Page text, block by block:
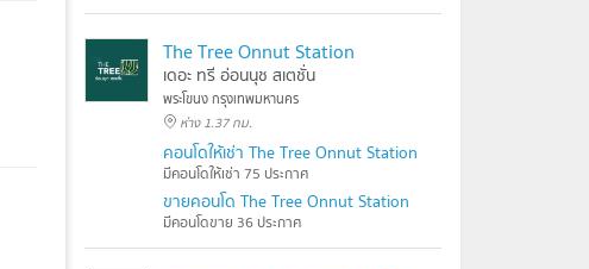
The Tree Onnut Station
เดอะ ทรี อ่อนนุช สเตชั่น
พระโขนง กรุงเทพมหานคร
ห่าง 1.37 กม.
คอนโดให้เช่า The Tree Onnut Station
มีคอนโดให้เช่า 75 ประกาศ
ขายคอนโด The Tree Onnut Station
มีคอนโดขาย 36 ประกาศ